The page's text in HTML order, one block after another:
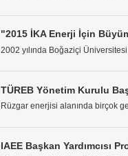
"2015 İKA Enerji İçin
2002 yılında Boğaziçi
Rüzgar enerjisi alanında birçok